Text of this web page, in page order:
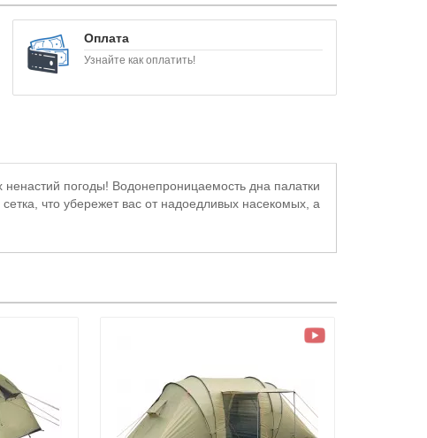
Оплата
Узнайте как оплатить!
погоды! Водонепроницаемость дна палатки
что убережет вас от надоедливых насекомых, а